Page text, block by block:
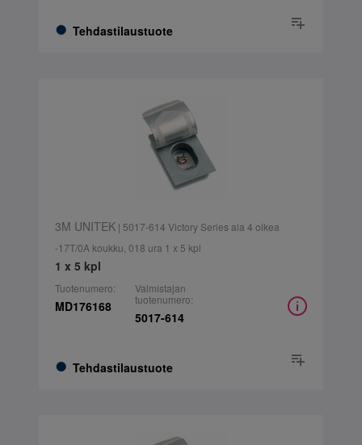
Tehdastilaustuote
3M UNITEK| 5017-614 Victory Series ala 4 oikea
-17T/0A koukku, 018 ura 1 x 5 kpl
1 x 5 kpl
Tuotenumero:
MD176168
Tehdastilaustuote
Valmistajan
tuotenumero:
5017-614